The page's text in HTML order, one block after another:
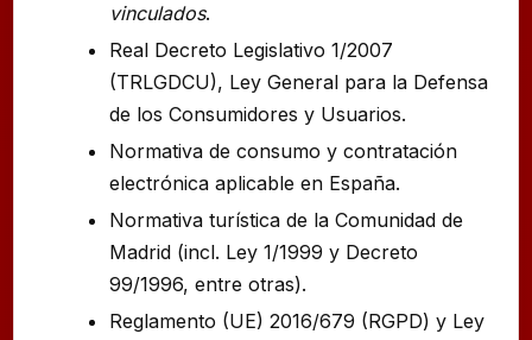
vinculados.
Real Decreto Legislativo 1/2007
(TRLGDCU), Ley General para la Defensa
de los Consumidores y Usuarios.
Normativa de consumo y contratación
electrónica aplicable en España.
Normativa turística de la Comunidad de
Madrid (incl. Ley 1/1999 y Decreto
99/1996, entre otras).
Reglamento (UE) 2016/679 (RGPD) y Ley